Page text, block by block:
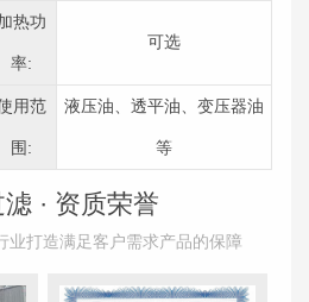
热功
率:
可选
用范
围:
液压油、透平油、变压器油
等
· 资质荣誉
业打造满足客户需求产品的保障